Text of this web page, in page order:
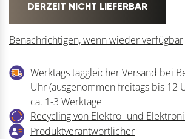
DERZEIT NICHT LIEFERBAR
Benachrichtigen, wenn wieder verfügbar
Werktags taggleicher Versand bei
Uhr (ausgenommen freitags bis 12
ca. 1-3 Werktage
Recycling von Elektro- und
Produktverantwortlicher